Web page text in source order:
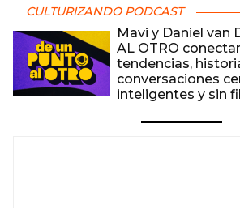
CULTURIZANDO PODCAST
Mavi y Daniel van
AL OTRO
tendencias,
conversaciones
inteligentes y sin